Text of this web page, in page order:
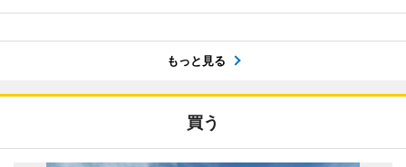
もっと見る
買う